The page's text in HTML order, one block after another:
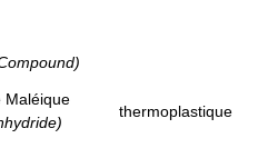
Maléique
thermoplastique